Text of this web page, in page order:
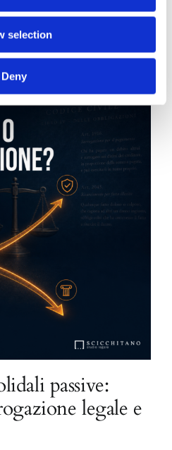
selection
Deny
News.
passive:
legale e